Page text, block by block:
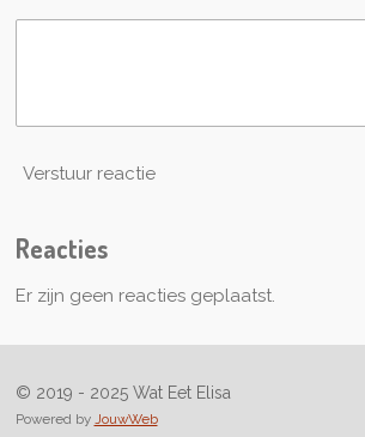
Verstuur reactie
Reacties
Er zijn geen reacties geplaatst.
© 2019 - 2025 Wat Eet Elisa
Powered by JouwWeb